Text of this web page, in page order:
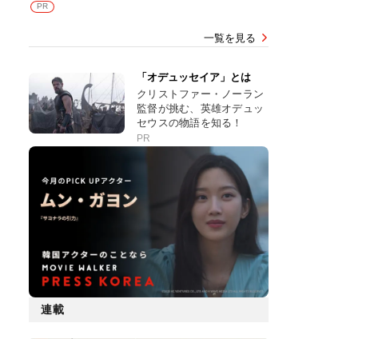
PR
一覧を見る
「オデュッセイア」とは
クリストファー・ノーラン
監督が挑む、英雄オデュッ
セウスの物語を知る！
PR
連載